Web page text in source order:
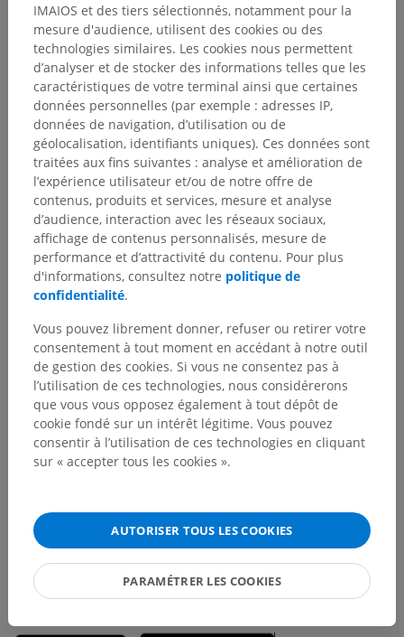
Anatomie humaine 1
Anatomie systémique> Système nerveux >
Système nerveux central> Moelle spinale>
Substance grise> Colonnes grises >
Colonne antérieure> Corne antérieure>
Noyau postéro-latéral
Structures sous-jacentes :Il n'y a aucune structure
sous-jacente
Neuroanatomie humaine
Traductions
Vous avez vu une erreur ?
Signaler un problème
TÉLÉCHARGEZ L'APPLI
IMAIOS et des tiers sélectionnés, notamment pour la
mesure d'audience, utilisent des cookies ou des
technologies similaires. Les cookies nous permettent
d’analyser et de stocker des informations telles que les
caractéristiques de votre terminal ainsi que certaines
données personnelles (par exemple : adresses IP,
données de navigation, d’utilisation ou de
géolocalisation, identifiants uniques). Ces données sont
traitées aux fins suivantes : analyse et amélioration de
l’expérience utilisateur et/ou de notre offre de
contenus, produits et services, mesure et analyse
d’audience, interaction avec les réseaux sociaux,
affichage de contenus personnalisés, mesure de
performance et d’attractivité du contenu. Pour plus
d'informations, consultez notre politique de
confidentialité.
Vous pouvez librement donner, refuser ou retirer votre
consentement à tout moment en accédant à notre outil
de gestion des cookies. Si vous ne consentez pas à
l’utilisation de ces technologies, nous considérerons
que vous vous opposez également à tout dépôt de
cookie fondé sur un intérêt légitime. Vous pouvez
consentir à l’utilisation de ces technologies en cliquant
sur « accepter tous les cookies ».
AUTORISER TOUS LES COOKIES
PARAMÉTRER LES COOKIES